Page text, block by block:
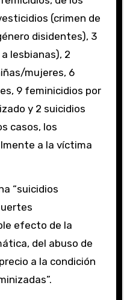
(crimen de
disidentes), 3
lesbianas), 2
mujeres, 6
9 feminicidios por
y 2 suicidios
casos, los
a la víctima
“suicidios
efecto de la
del abuso de
a la condición